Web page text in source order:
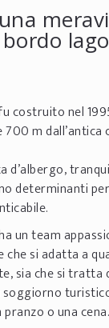
costruito nel
m dall’antica
d’albergo,
determinanti
un team
che si adatta a
sia che si tratta
soggiorno
o una cena.